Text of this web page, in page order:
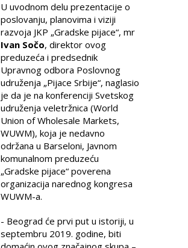
U uvodnom delu prezentacije o
poslovanju, planovima i viziji
razvoja JKP „Gradske pijace“, mr
Ivan Sočo, direktor ovog
preduzeća i predsednik
Upravnog odbora Poslovnog
udruženja „Pijace Srbije“, naglasio
je da je na konferenciji Svetskog
udruženja veletržnica (World
Union of Wholesale Markets,
WUWM), koja je nedavno
održana u Barseloni, Javnom
komunalnom preduzeću
„Gradske pijace“ poverena
organizacija narednog kongresa
WUWM-a.
- Beograd će prvi put u istoriji, u
septembru 2019. godine, biti